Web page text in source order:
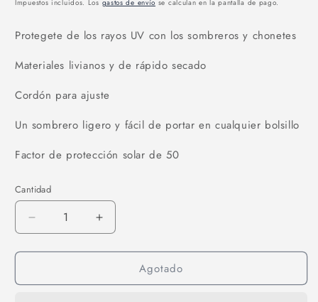
Impuestos incluidos. Los gastos de envío se calculan en la pantalla de pago.
Protegete de los rayos UV con los sombreros y chonetes
Materiales livianos y de rápido secado
Cordón para ajuste
Un sombrero ligero y fácil de portar en cualquier bolsillo
Factor de protección solar de 50
Cantidad
Cantidad
Reducir
cantidad
para
19
Aumentar
cantidad
para
Sombrero-
19
Agotado